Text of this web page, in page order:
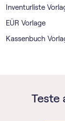
Inventurliste
EÜR Vorlage
Kassenbuch
Teste